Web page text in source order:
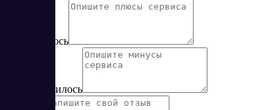
Понравилось
Не понравилось